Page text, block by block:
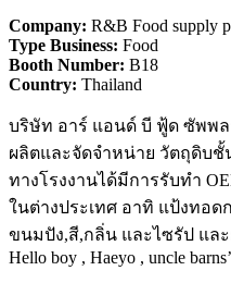
Company: R&B Food supply
Type Business: Food
Booth Number: B18
Country: Thailand
บริษัท อาร์ แอนด์ บี ฟู้ด ซัพพ
ผลิตและจัดจำหน่าย วัตถุดิบ
ทางโรงงานได้มีการรับทำ
ในต่างประเทศ อาทิ แป้งทอด
ขนมปัง,สี,กลิ่น และไซรัป แล
Hello boy , Haeyo , uncle barns’